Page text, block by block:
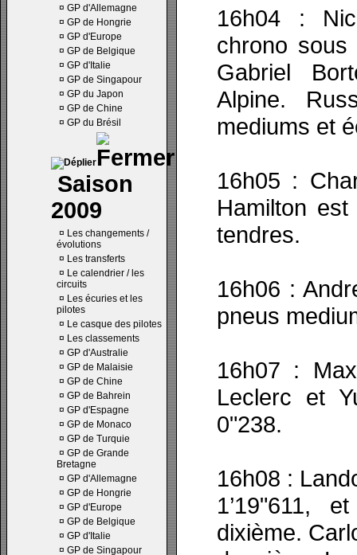
¤ GP d'Allemagne
¤ GP de Hongrie
¤ GP d'Europe
¤ GP de Belgique
¤ GP d'Italie
¤ GP de Singapour
¤ GP du Japon
¤ GP de Chine
¤ GP du Brésil
Saison
2009
¤ Les changements /
évolutions
¤ Les transferts
¤ Le calendrier / les
circuits
¤ Les écuries et les
pilotes
¤ Le casque des pilotes
¤ Les classements
¤ GP d'Australie
¤ GP de Malaisie
¤ GP de Chine
¤ GP de Bahrein
¤ GP d'Espagne
¤ GP de Monaco
¤ GP de Turquie
¤ GP de Grande
Bretagne
¤ GP d'Allemagne
¤ GP de Hongrie
¤ GP d'Europe
¤ GP de Belgique
¤ GP d'Italie
¤ GP de Singapour
16h04 :
chrono sous
Gabriel
Alpine.
mediums et
16h05 :
Hamilton
tendres.
16h06 :
pneus
16h07 :
Leclerc et
0"238.
16h08 :
1’19"611,
dixième.